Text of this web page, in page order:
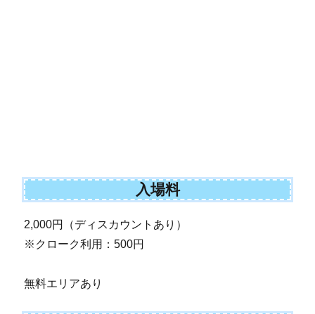
入場料
2,000円（ディスカウントあり）
※クローク利用：500円
無料エリアあり